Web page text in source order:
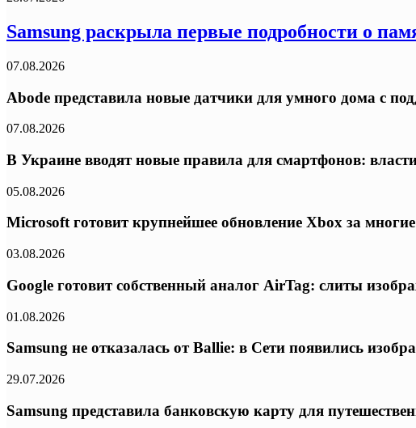
Samsung раскрыла первые подробности о
07.08.2026
Abode представила новые датчики для умного дома с
07.08.2026
В Украине вводят новые правила для смартфонов:
05.08.2026
Microsoft готовит крупнейшее обновление Xbox за
03.08.2026
Google готовит собственный аналог AirTag: слиты
01.08.2026
Samsung не отказалась от Ballie: в Сети появились
29.07.2026
Samsung представила банковскую карту для